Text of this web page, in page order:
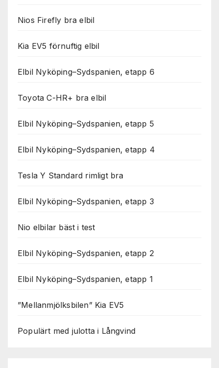
Nios Firefly bra elbil
Kia EV5 förnuftig elbil
Elbil Nyköping–Sydspanien, etapp 6
Toyota C-HR+ bra elbil
Elbil Nyköping–Sydspanien, etapp 5
Elbil Nyköping–Sydspanien, etapp 4
Tesla Y Standard rimligt bra
Elbil Nyköping–Sydspanien, etapp 3
Nio elbilar bäst i test
Elbil Nyköping–Sydspanien, etapp 2
Elbil Nyköping–Sydspanien, etapp 1
”Mellanmjölksbilen” Kia EV5
Populärt med julotta i Långvind